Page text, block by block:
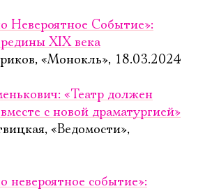
Невероятное Событие»:
XIX века
«Монокль», 18.03.2024
«Театр должен
с новой драматургией»
«Ведомости»,
невероятное событие»: